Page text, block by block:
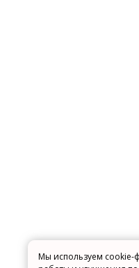
Мы используем cookie-